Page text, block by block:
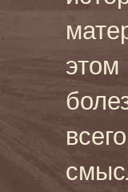
этом